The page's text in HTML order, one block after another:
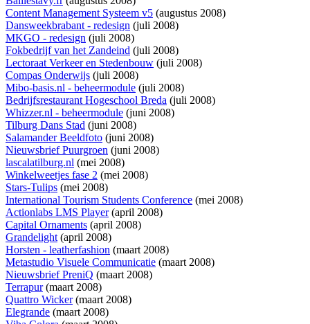
Content Management Systeem v5 (augustus 2008)
Dansweekbrabant - redesign (juli 2008)
MKGO - redesign (juli 2008)
Fokbedrijf van het Zandeind (juli 2008)
Lectoraat Verkeer en Stedenbouw (juli 2008)
Compas Onderwijs (juli 2008)
Mibo-basis.nl - beheermodule (juli 2008)
Bedrijfsrestaurant Hogeschool Breda (juli 2008)
Whizzer.nl - beheermodule (juni 2008)
Tilburg Dans Stad (juni 2008)
Salamander Beeldfoto (juni 2008)
Nieuwsbrief Puurgroen (juni 2008)
lascalatilburg.nl (mei 2008)
Winkelweetjes fase 2 (mei 2008)
Stars-Tulips (mei 2008)
International Tourism Students Conference (mei 2008)
Actionlabs LMS Player(april 2008)
Capital Ornaments (april 2008)
Grandelight(april 2008)
Horsten - leatherfashion (maart 2008)
Metastudio Visuele Communicatie (maart 2008)
Nieuwsbrief PreniQ (maart 2008)
Terrapur(maart 2008)
Quattro Wicker(maart 2008)
Elegrande (maart 2008)